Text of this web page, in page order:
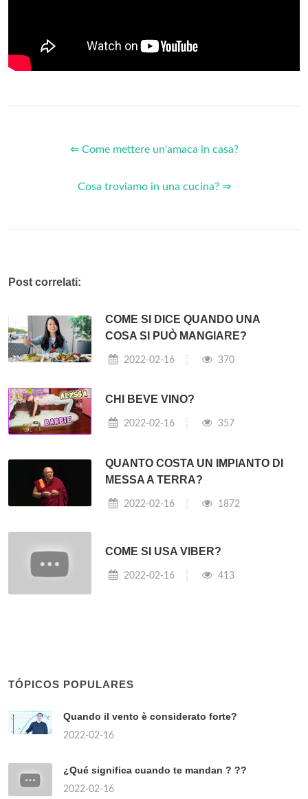
⇐ Come mettere un'amaca in casa?
Cosa troviamo in una cucina? ⇒
Post correlati:
COME SI DICE QUANDO UNA
COSA SI PUÒ MANGIARE?
2022-02-16 370
CHI BEVE VINO?
2022-02-16 357
QUANTO COSTA UN IMPIANTO DI
MESSA A TERRA?
2022-02-16 1872
COME SI USA VIBER?
2022-02-16 413
TÓPICOS POPULARES
Quando il vento è considerato forte?
2022-02-16
¿Qué significa cuando te mandan ? ??
2022-02-16